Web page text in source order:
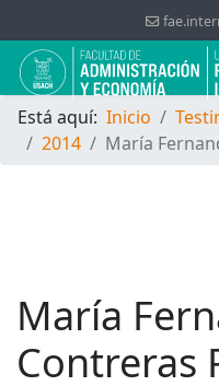
Está aquí: Inicio
2014
María
María
Contreras